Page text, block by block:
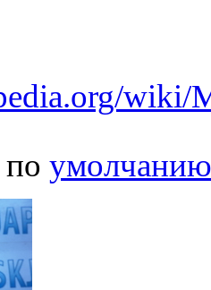
wiki/
умолчанию